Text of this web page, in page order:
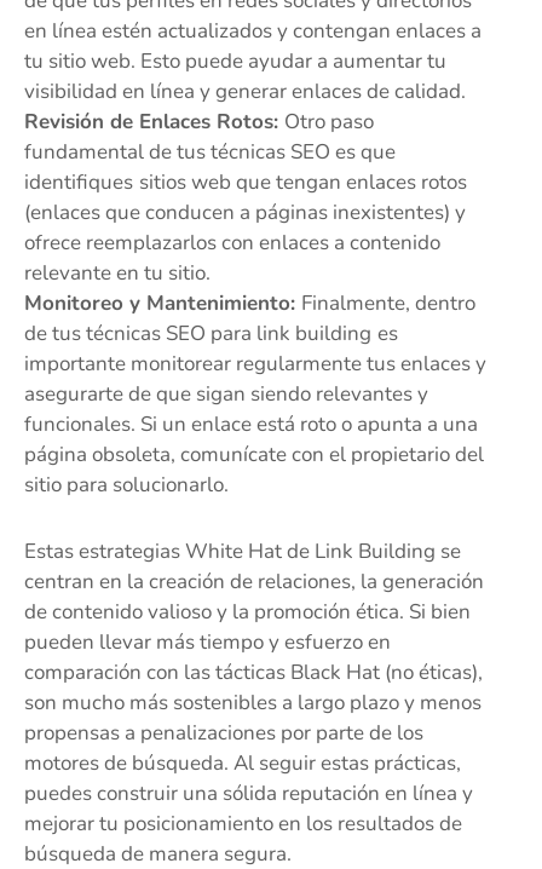
en línea estén actualizados y contengan enlaces a
tu sitio web. Esto puede ayudar a aumentar tu
visibilidad en línea y generar enlaces de calidad.
Revisión de Enlaces Rotos: Otro paso
fundamental de tus técnicas SEO es que
identifiques sitios web que tengan enlaces rotos
(enlaces que conducen a páginas inexistentes) y
ofrece reemplazarlos con enlaces a contenido
relevante en tu sitio.
Monitoreo y Mantenimiento: Finalmente, dentro
de tus técnicas SEO para link building es
importante monitorear regularmente tus enlaces y
asegurarte de que sigan siendo relevantes y
funcionales. Si un enlace está roto o apunta a una
página obsoleta, comunícate con el propietario del
sitio para solucionarlo.
Estas estrategias White Hat de Link Building se
centran en la creación de relaciones, la generación
de contenido valioso y la promoción ética. Si bien
pueden llevar más tiempo y esfuerzo en
comparación con las tácticas Black Hat (no éticas),
son mucho más sostenibles a largo plazo y menos
propensas a penalizaciones por parte de los
motores de búsqueda. Al seguir estas prácticas,
puedes construir una sólida reputación en línea y
mejorar tu posicionamiento en los resultados de
búsqueda de manera segura.